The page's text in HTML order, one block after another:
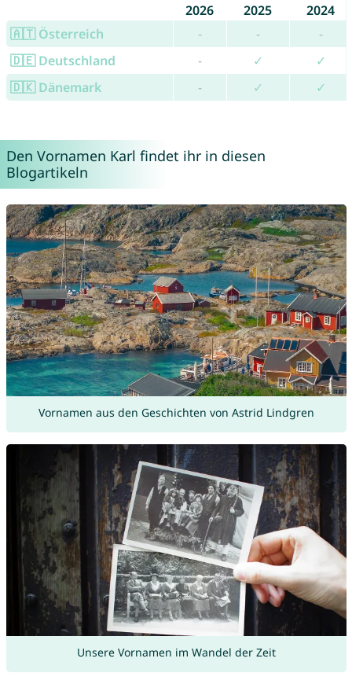
2026 2025
2024
🇦🇹 Österreich
- -
-
🇩🇪 Deutschland
- ✓
✓
🇩🇰 Dänemark
- ✓ ✓
Den Vornamen Karl findet ihr in diesen
Blogartikeln
Vornamen aus den Geschichten von Astrid Lindgren
Unsere Vornamen im Wandel der Zeit